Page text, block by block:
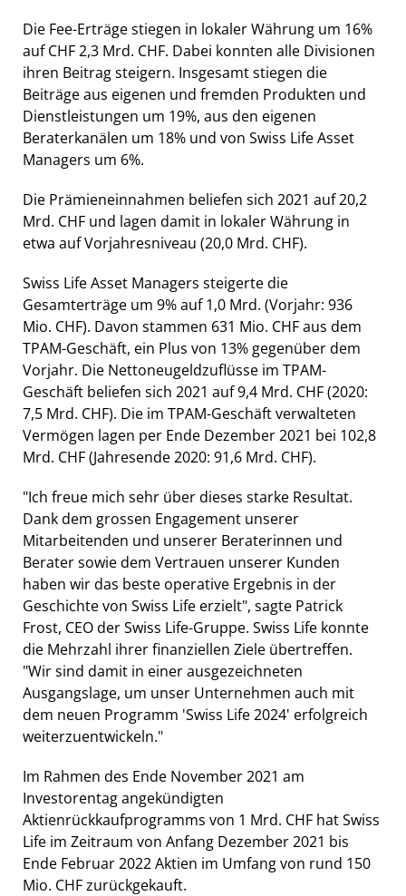
Die Fee-Erträge stiegen in lokaler Währung um 16%
auf CHF 2,3 Mrd. CHF. Dabei konnten alle Divisionen
ihren Beitrag steigern. Insgesamt stiegen die
Beiträge aus eigenen und fremden Produkten und
Dienstleistungen um 19%, aus den eigenen
Beraterkanälen um 18% und von Swiss Life Asset
Managers um 6%.
Die Prämieneinnahmen beliefen sich 2021 auf 20,2
Mrd. CHF und lagen damit in lokaler Währung in
etwa auf Vorjahresniveau (20,0 Mrd. CHF).
Swiss Life Asset Managers steigerte die
Gesamterträge um 9% auf 1,0 Mrd. (Vorjahr: 936
Mio. CHF). Davon stammen 631 Mio. CHF aus dem
TPAM-Geschäft, ein Plus von 13% gegenüber dem
Vorjahr. Die Nettoneugeldzuflüsse im TPAM-
Geschäft beliefen sich 2021 auf 9,4 Mrd. CHF (2020:
7,5 Mrd. CHF). Die im TPAM-Geschäft verwalteten
Vermögen lagen per Ende Dezember 2021 bei 102,8
Mrd. CHF (Jahresende 2020: 91,6 Mrd. CHF).
"Ich freue mich sehr über dieses starke Resultat.
Dank dem grossen Engagement unserer
Mitarbeitenden und unserer Beraterinnen und
Berater sowie dem Vertrauen unserer Kunden
haben wir das beste operative Ergebnis in der
Geschichte von Swiss Life erzielt", sagte Patrick
Frost, CEO der Swiss Life-Gruppe. Swiss Life konnte
die Mehrzahl ihrer finanziellen Ziele übertreffen.
"Wir sind damit in einer ausgezeichneten
Ausgangslage, um unser Unternehmen auch mit
dem neuen Programm 'Swiss Life 2024' erfolgreich
weiterzuentwickeln."
Im Rahmen des Ende November 2021 am
Investorentag angekündigten
Aktienrückkaufprogramms von 1 Mrd. CHF hat Swiss
Life im Zeitraum von Anfang Dezember 2021 bis
Ende Februar 2022 Aktien im Umfang von rund 150
Mio. CHF zurückgekauft.